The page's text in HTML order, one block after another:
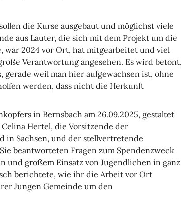
die Kurse ausgebaut und möglichst viele
aus Lauter, die sich mit dem Projekt um die
war 2024 vor Ort, hat mitgearbeitet und viel
Verantwortung angesehen. Es wird betont,
weil man hier aufgewachsen ist, ohne
werden, dass nicht die Herkunft
in Bernsbach am 26.09.2025, gestaltet
Hertel, die Vorsitzende der
in Sachsen, und der stellvertretende
beantworteten Fragen zum Spendenzweck
und großem Einsatz von Jugendlichen in ganz
berichtete, wie ihr die Arbeit vor Ort
Jungen Gemeinde um den